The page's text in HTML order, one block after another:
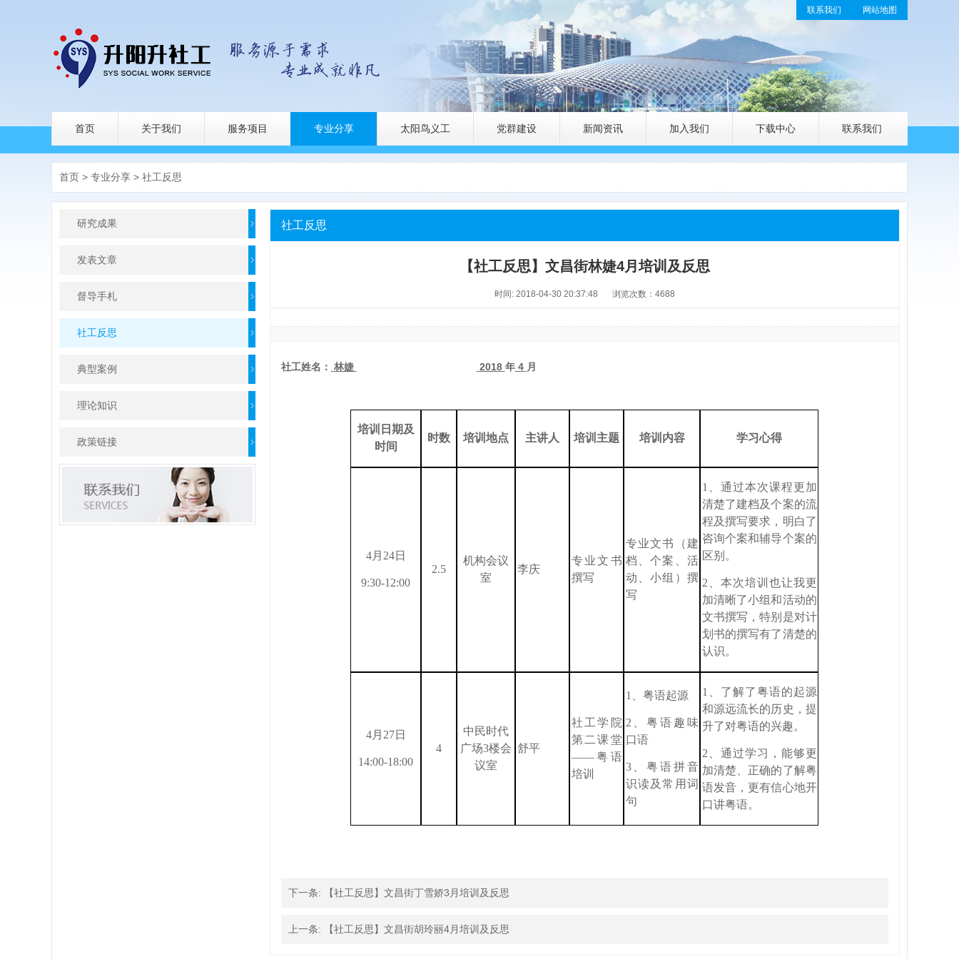
联系我们 网站地图
首页 关于我们 服务项目 专业分享 太阳鸟义工 党群建设 新闻资讯 加入我们 下载中心 联系我们
首页 > 专业分享 > 社工反思
研究成果
发表文章
督导手札
社工反思
典型案例
理论知识
政策链接
社工反思
【社工反思】文昌街林婕4月培训及反思
时间: 2018-04-30 20:37:48 浏览次数：4688
社工姓名： 林婕 2018 年 4 月
培训日期及
时间
时数 培训地点 主讲人 培训主题 培训内容 学习心得
4月 24日
9:30-12:00
2.5
机构会议
室
李庆
专业文书
撰写
专业文书（建
档、个案、活
动、小组）撰
写
1
、通过本次课程更加
清楚了建档及个案的流
程及撰写要求，明白了
咨询个案和辅导个案的
区别。
2 、本次培训也让我更
加清晰了小组和活动的
文书撰写，特别是对计
划书的撰写有了清楚的
认识。
4月 27日
14:00-18:00
4
中民时代
广场3楼会
议室
舒平
社工学院
第二课堂
——粤语
培训
1、 粤语起源
2、粤语趣味
口语
3、粤语拼音
识读及常用词
句
1、 了解了粤语的起源
和源远流长的历史，提
升了对粤语的兴趣。
2、 通过学习，能够更
加清楚、正确的了解粤
语发音，更有信心地开
口讲粤语。
下一条: 【社工反思】文昌街丁雪娇3月培训及反思
上一条: 【社工反思】文昌街胡玲丽4月培训及反思